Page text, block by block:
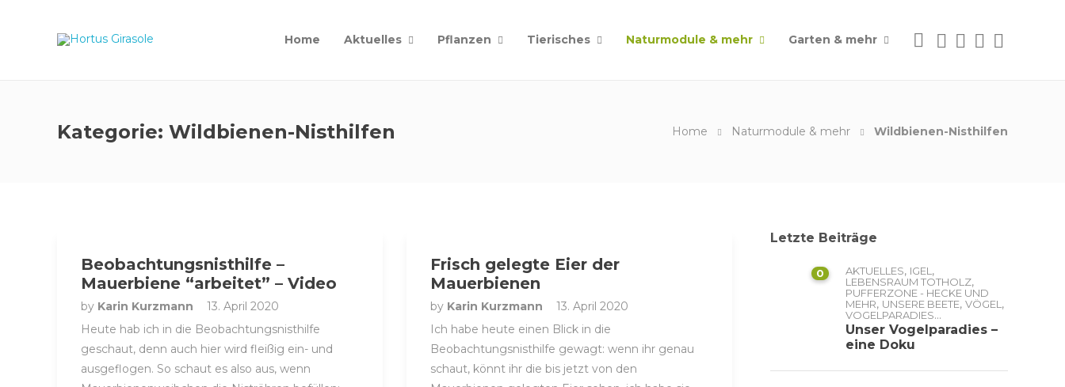
Home Aktuelles Pflanzen Tierisches Naturmodule & mehr Garten & mehr
Kategorie: Wildbienen-Nisthilfen Home Naturmodule & mehr Wildbienen-Nisthilfen
Beobachtungsnisthilfe –
Mauerbiene “arbeitet” – Video
by Karin Kurzmann
13. April 2020
Heute hab ich in die Beobachtungsnisthilfe
geschaut, denn auch hier wird fleißig ein- und
ausgeflogen. So schaut es also aus, wenn
Frisch gelegte Eier der
Mauerbienen
by Karin Kurzmann
13. April 2020
Ich habe heute einen Blick in die
Beobachtungsnisthilfe gewagt: wenn ihr genau
schaut, könnt ihr die bis jetzt von den
Letzte Beiträge
0 AKTUELLES, IGEL ,
LEBENSRAUM TOTHOLZ,
PUFFERZONE - HECKE UND
MEHR, UNSERE BEETE, VÖGEL ,
VOGELPARADIES...
Unser Vogelparadies –
eine Doku